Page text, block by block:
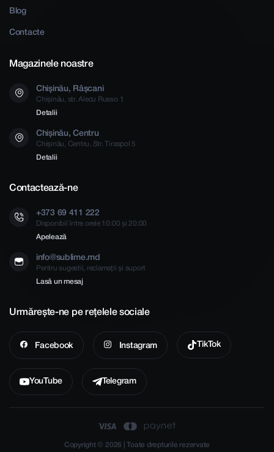
Blog
Contacte
Magazinele noastre
Chișinău, Râșcani
Chișinău, str. Alecu Russo 1
Detalii
Chișinău, Centru
Chișinău, Centru, Str. Tiraspol 5
Detalii
Contactează-ne
+373 69 411 222
Disponibil între orele 10:00 și 20:00
Apelează
info@sublime.md
Pentru sugestii, reclamații și suport
Lasă un mesaj
Urmărește-ne pe rețelele sociale
Facebook Instagram TikTok
YouTube Telegram
Copyright © 2026 | Toate drepturile rezervate